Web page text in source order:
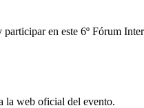
en este 6º Fórum
la web oficial del evento.